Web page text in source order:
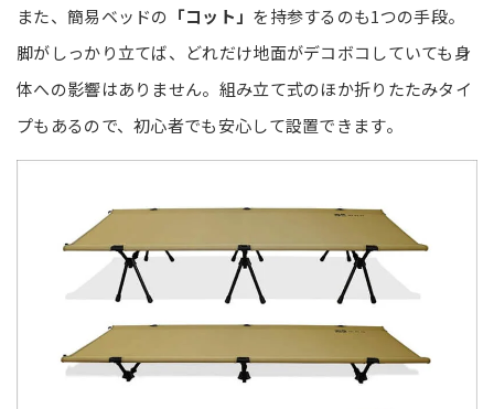
また、簡易ベッドの 「コット」 を持参するのも1つの手段。
脚がしっかり立てば、どれだけ地面がデコボコしていても身
体への影響はありません。組み立て式のほか折りたたみタイ
プもあるので、初心者でも安心して設置できます。